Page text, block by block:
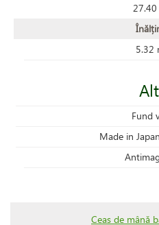
5.32
Fund
Made in
Ceas de mână